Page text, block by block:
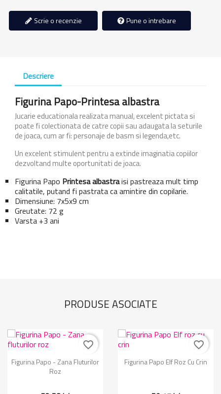
Scrie o recenzie Pune o intrebare
Descriere
Figurina Papo-Printesa albastra
Jucarie educationala realizata manual, excelent pictata si
poate fi colectionata de catre copii sau adaugata la seturile
de joaca, cum ar fi: personaje de basm si legenda,etc.
Un excelent stimulent pentru a extinde imaginatia copiilor
dezvoltand multe oportunitati de joaca.
Figurina Papo Printesa albastraisi pastreaza mult timp
calitatile, putand fi pastrata ca amintire din copilarie.
Dimensiune: 7x5x9 cm
Greutate: 72 g
Varsta +3 ani
PRODUSE ASOCIATE
Figurina Papo - Zana Fluturilor
Roz
favorite_border
Figurina Papo Elf Roz Cu Crin
favorite_border